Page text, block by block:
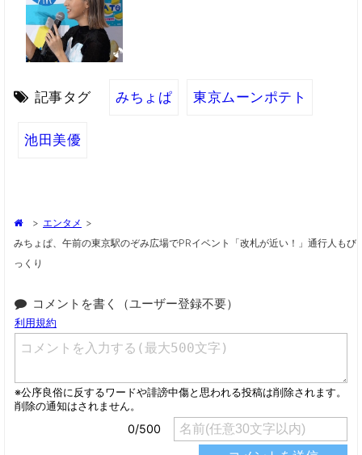
記事タグ みちょぱ 東京ムーンポテト
池田美優
> エンタメ >
みちょぱ、午前の東京駅のぞみ広場でPRイベント「改札が近い！」通行人もび
っくり
コメントを書く（ユーザー登録不要）